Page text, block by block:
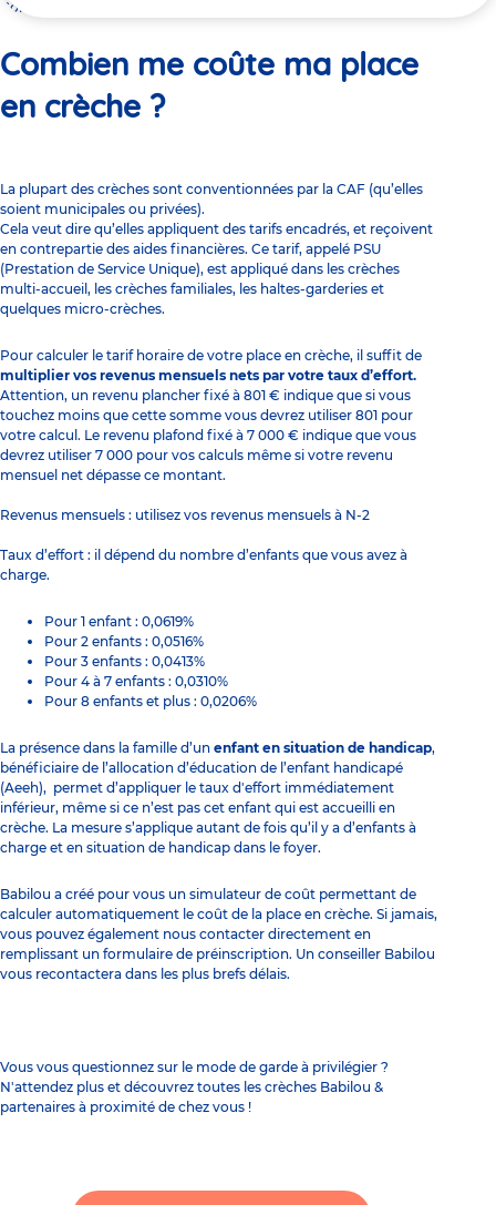
ici
Combien me coûte ma place en crèche ?
Combien me coûte ma place
en crèche ?
La plupart des crèches sont conventionnées par la CAF (qu’elles
soient municipales ou privées).
Cela veut dire qu’elles appliquent des tarifs encadrés, et reçoivent
en contrepartie des aides financières. Ce tarif, appelé PSU
(Prestation de Service Unique), est appliqué dans les crèches
multi-accueil, les crèches familiales, les haltes-garderies et
quelques micro-crèches.
Pour calculer le tarif horaire de votre place en crèche, il suffit de
multiplier vos revenus mensuels nets par votre taux d’effort.
Attention, un revenu plancher fixé à 801 € indique que si vous
touchez moins que cette somme vous devrez utiliser 801 pour
votre calcul. Le revenu plafond fixé à 7 000 € indique que vous
devrez utiliser 7 000 pour vos calculs même si votre revenu
mensuel net dépasse ce montant.
Revenus mensuels : utilisez vos revenus mensuels à N-2
Taux d’effort : il dépend du nombre d’enfants que vous avez à
charge.
Pour 1 enfant : 0,0619%
Pour 2 enfants : 0,0516%
Pour 3 enfants : 0,0413%
Pour 4 à 7 enfants : 0,0310%
Pour 8 enfants et plus : 0,0206%
La présence dans la famille d’un enfant en situation de handicap,
bénéficiaire de l’allocation d’éducation de l’enfant handicapé
(Aeeh), permet d’appliquer le taux d'effort immédiatement
inférieur, même si ce n’est pas cet enfant qui est accueilli en
crèche. La mesure s’applique autant de fois qu’il y a d’enfants à
charge et en situation de handicap dans le foyer.
Babilou a créé pour vous un simulateur de coût permettant de
calculer automatiquement le coût de la place en crèche. Si jamais,
vous pouvez également nous contacter directement en
remplissant un formulaire de préinscription. Un conseiller Babilou
vous recontactera dans les plus brefs délais.
Vous vous questionnez sur le mode de garde à privilégier ?
N'attendez plus et découvrez toutes les crèches Babilou &
partenaires à proximité de chez vous !